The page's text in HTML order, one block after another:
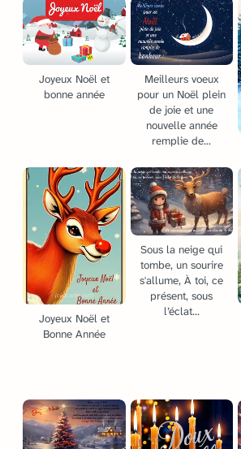
Joyeux Noël et
bonne année
Meilleurs voeux
pour un Noël plein
de joie et une
nouvelle année
remplie de...
Joyeux Noël et
Bonne Année
Sous la neige qui
tombe, un sourire
s'allume, À toi, ce
présent, sous
l’éclat...